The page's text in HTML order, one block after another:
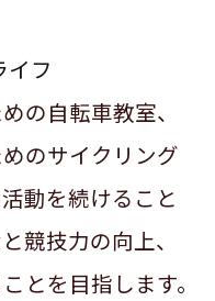
フ
の自転車教室、
のサイクリング
動を続けること
競技力の向上、
とを目指します。